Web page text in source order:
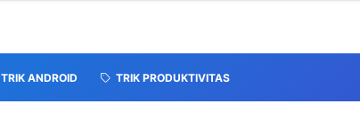
TRIK ANDROID TRIK PRODUKTIVITAS